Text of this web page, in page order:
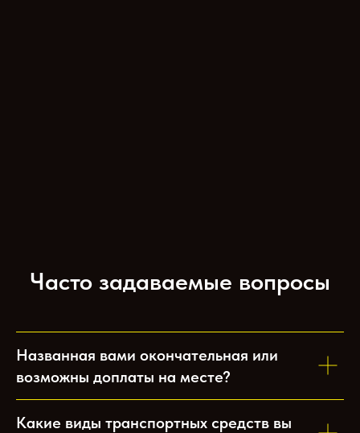
Часто задаваемые вопросы
Названная вами окончательная или
возможны доплаты на месте?
Какие виды транспортных средств вы